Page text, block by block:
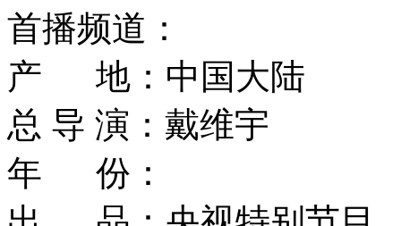
首播频道：
产 地：中国大陆
总 导 演：戴维宇
年 份：